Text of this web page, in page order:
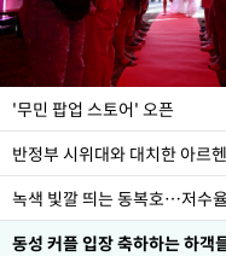
'무민 팝업 스토어' 오픈
반정부 시위대와 대치한 아르
녹색 빛깔 띄는 동복호…저수
동성 커플 입장 축하하는 하객